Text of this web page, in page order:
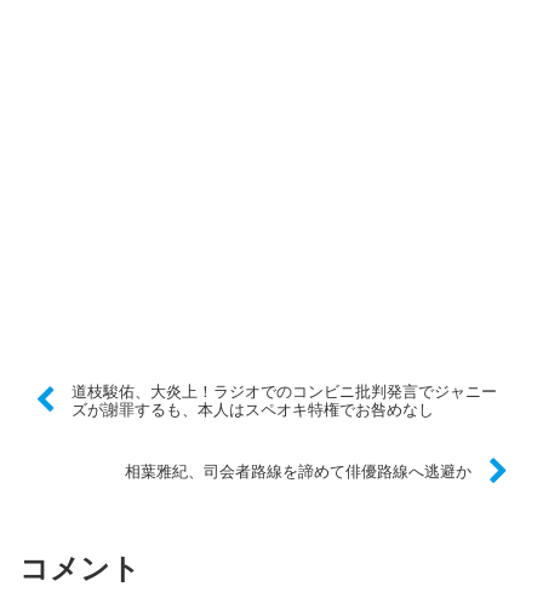
道枝駿佑、大炎上！ラジオでのコンビニ批判発言でジャニー
ズが謝罪するも、本人はスペオキ特権でお咎めなし
相葉雅紀、司会者路線を諦めて俳優路線へ逃避か
コメント